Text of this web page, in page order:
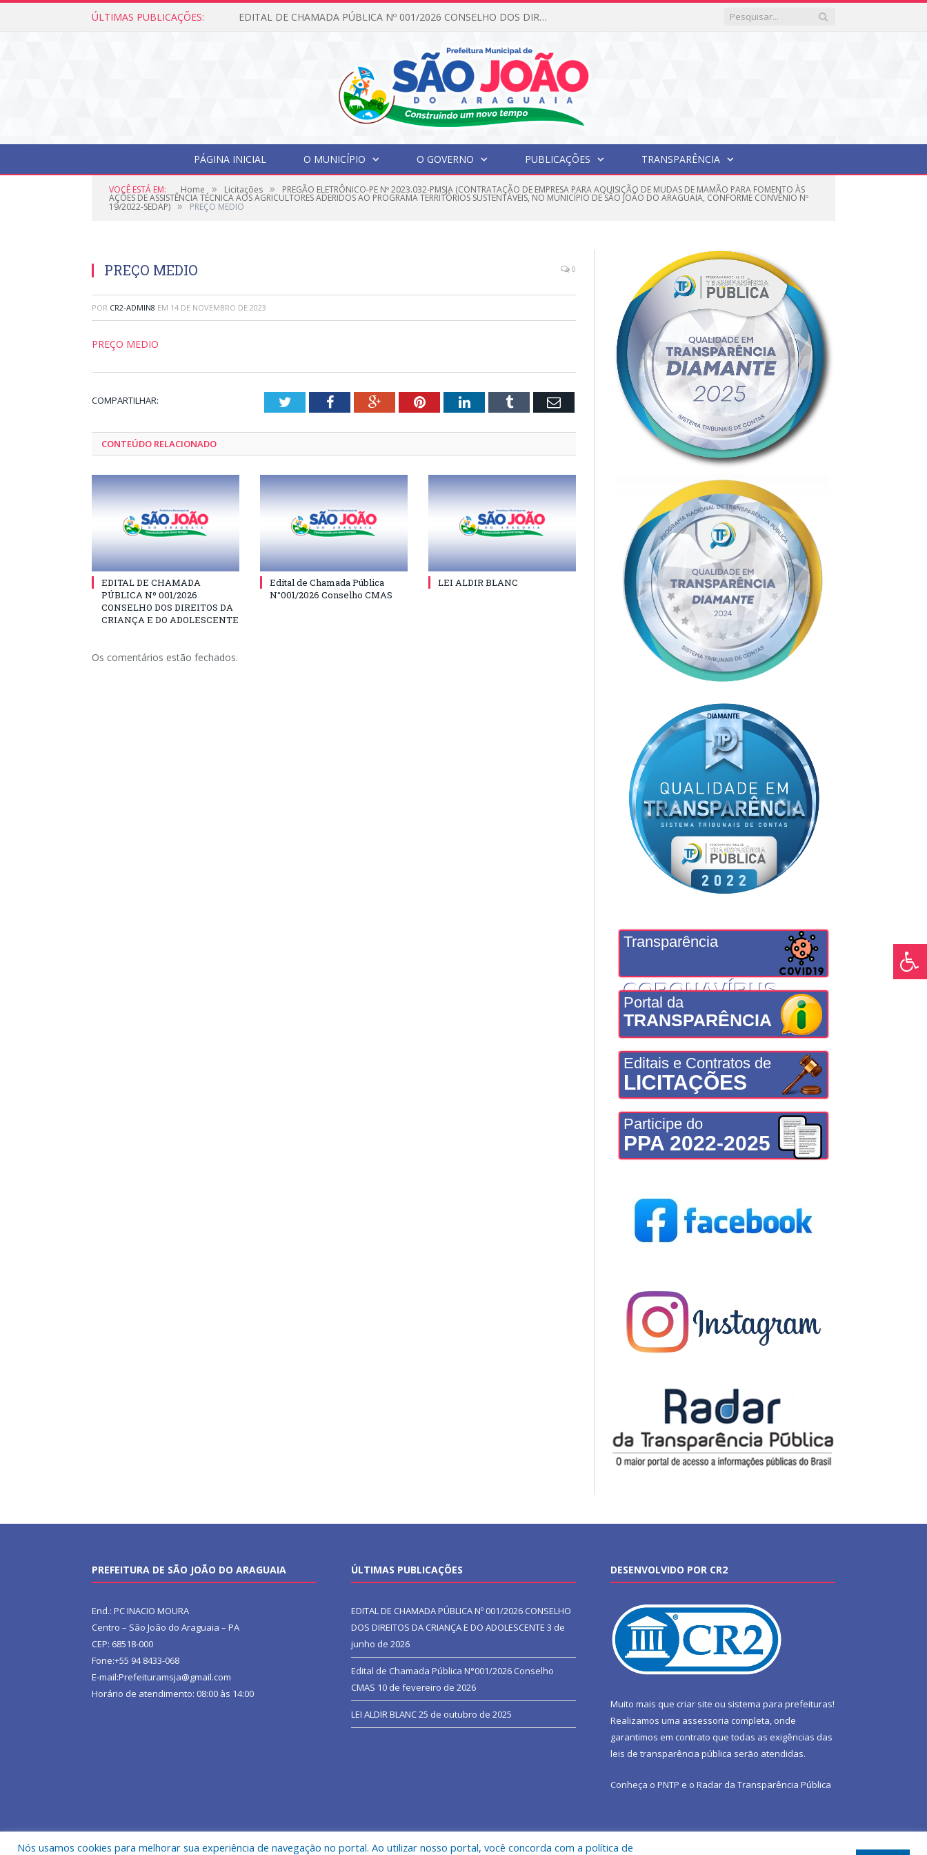
ÚLTIMAS PUBLICAÇÕES: EDITAL DE CHAMADA PÚBLICA Nº 001/2026 CONSELHO DOS DIREITOS DA CRIANÇA E DO ADOLESCENTE
PÁGINA INICIAL O MUNICÍPIO O GOVERNO PUBLICAÇÕES TRANSPARÊNCIA
VOCÊ ESTÁ EM: Home » Licitações » PREGÃO ELETRÔNICO-PE Nº 2023.032-PMSJA (CONTRATAÇÃO DE EMPRESA PARA AQUISIÇÃO DE MUDAS DE MAMÃO PARA FOMENTO ÀS
AÇÕES DE ASSISTÊNCIA TÉCNICA AOS AGRICULTORES ADERIDOS AO PROGRAMA TERRITÓRIOS SUSTENTÁVEIS, NO MUNICÍPIO DE SÃO JOÃO DO ARAGUAIA, CONFORME CONVÊNIO Nº
19/2022-SEDAP) » PREÇO MEDIO
PREÇO MEDIO 0
POR CR2-ADMIN8 EM 14 DE NOVEMBRO DE 2023
PREÇO MEDIO
COMPARTILHAR: TwitterFacebookGoogle+PinterestLinkedInTumblr Email
CONTEÚDO RELACIONADO
EDITAL DE CHAMADA
PÚBLICA Nº 001/2026
CONSELHO DOS DIREITOS DA
CRIANÇA E DO ADOLESCENTE
Edital de Chamada Pública
N°001/2026 Conselho CMAS
LEI ALDIR BLANC
Os comentários estão fechados.
Transparência
CORONAVÍRUS
Portal da
TRANSPARÊNCIA
Editais e Contratos de
LICITAÇÕES
Participe do
PPA 2022-2025
PREFEITURA DE SÃO JOÃO DO ARAGUAIA
End.: PC INACIO MOURA
Centro – São João do Araguaia – PA
CEP: 68518-000
Fone:+55 94 8433-068
E-mail:Prefeituramsja@gmail.com
Horário de atendimento: 08:00 às 14:00
ÚLTIMAS PUBLICAÇÕES
EDITAL DE CHAMADA PÚBLICA Nº 001/2026 CONSELHO
DOS DIREITOS DA CRIANÇA E DO ADOLESCENTE 3 de
junho de 2026
Edital de Chamada Pública N°001/2026 Conselho
CMAS 10 de fevereiro de 2026
LEI ALDIR BLANC25 de outubro de 2025
DESENVOLVIDO POR CR2
Muito mais que criar site ou sistema para prefeituras!
Realizamos uma assessoria completa, onde
garantimos em contrato que todas as exigências das
leis de transparência pública serão atendidas.
Conheça o PNTP e o Radar da Transparência Pública
Nós usamos cookies para melhorar sua experiência de navegação no portal. Ao utilizar nosso portal, você concorda com a política de